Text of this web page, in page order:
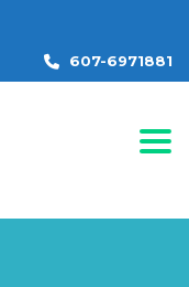
607-6971881